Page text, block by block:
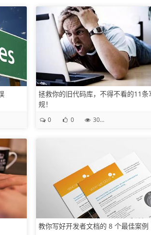
拯救你的旧代码库，不得不看的11条
规！
0 0 30.4K
教你写好开发者文档的 8 个最佳案例